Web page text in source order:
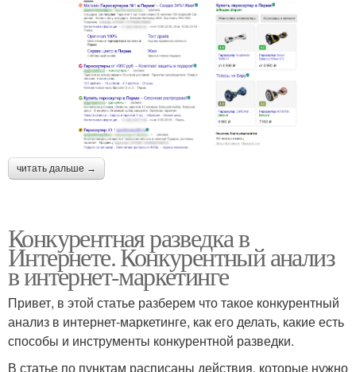
читать дальше →
Конкурентная разведка в
Интернете. Конкурентный анализ
в интернет-маркетинге
Привет, в этой статье разберем что такое конкурентный
анализ в интернет-маркетинге, как его делать, какие есть
способы и инструменты конкурентной разведки.
В статье по пунктам расписаны действия, которые нужно